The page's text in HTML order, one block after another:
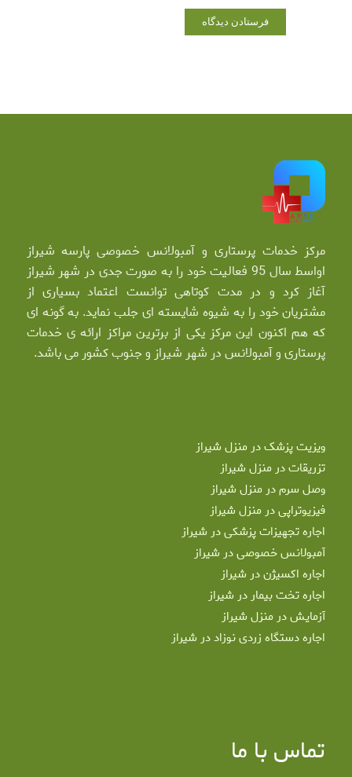
مرکز خدمات پرستاری و آمبولانس خصوصی پارسه شیراز
اواسط سال 95 فعالیت خود را به صورت جدی در شهر شیراز
آغاز کرد و در مدت کوتاهی توانست اعتماد بسیاری از
مشتریان خود را به شیوه شایسته ای جلب نماید. به گونه ای
که هم اکنون این مرکز یکی از برترین مراکز ارائه ی خدمات
پرستاری و آمبولانس در شهر شیراز و جنوب کشور می باشد.
ویزیت پزشک در منزل شیراز
تزریقات در منزل شیراز
وصل سرم در منزل شیراز
فیزیوتراپی در منزل شیراز
اجاره تجهیزات پزشکی در شیراز
آمبولانس خصوصی در شیراز
اجاره اکسیژن در شیراز
اجاره تخت بیمار در شیراز
آزمایش در منزل شیراز
اجاره دستگاه زردی نوزاد در شیراز
تماس با ما